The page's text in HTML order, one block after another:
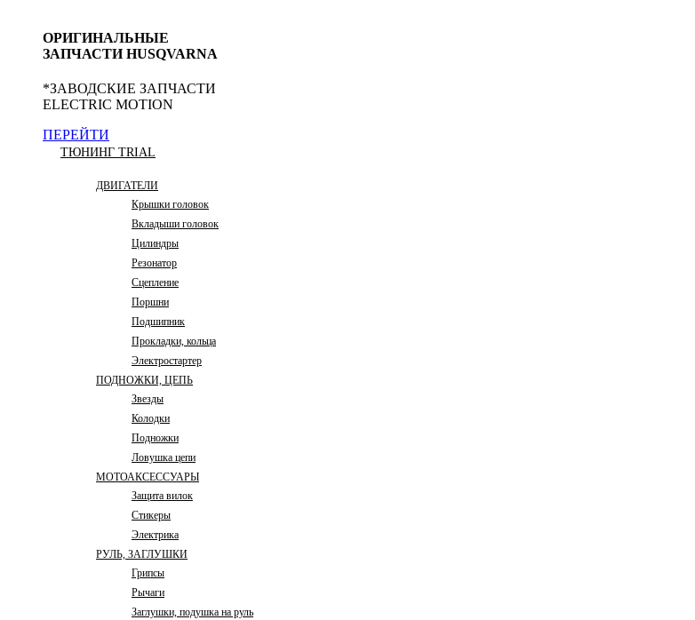
ОРИГИНАЛЬНЫЕ
ЗАПЧАСТИ HUSQVARNA
*ЗАВОДСКИЕ ЗАПЧАСТИ
ELECTRIC MOTION
ПЕРЕЙТИ
ТЮНИНГ TRIAL
ДВИГАТЕЛИ
Крышки головок
Вкладыши головок
Цилиндры
Резонатор
Сцепление
Поршни
Подшипник
Прокладки, кольца
Электростартер
ПОДНОЖКИ, ЦЕПЬ
Звезды
Колодки
Подножки
Ловушка цепи
МОТОАКСЕССУАРЫ
Защита вилок
Стикеры
Электрика
РУЛЬ, ЗАГЛУШКИ
Грипсы
Рычаги
Заглушки, подушка на руль